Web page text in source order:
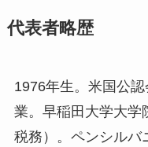
代表者略歴
1976年生。米国公
業。早稲田大学大学
税務）。ペンシルバ